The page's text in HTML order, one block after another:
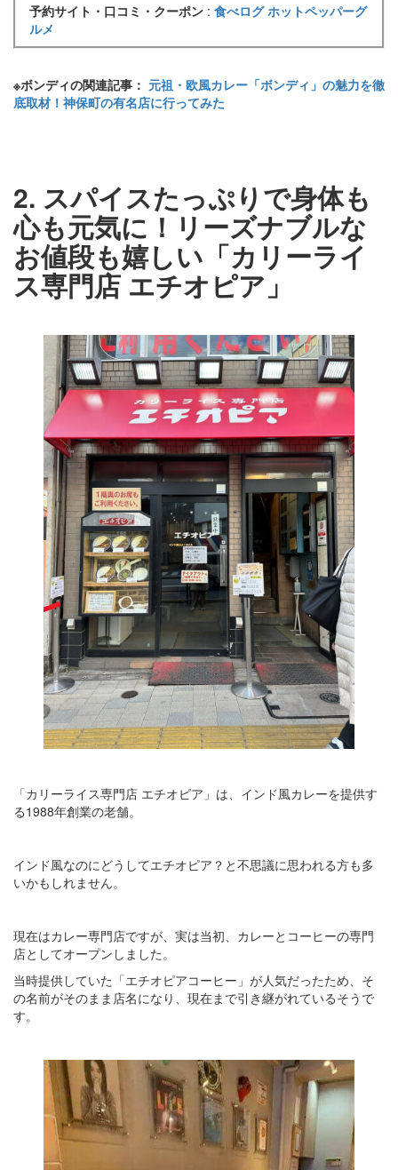
予約サイト・口コミ・クーポン : 食べログホットペッパーグ
ルメ
※ボンディの関連記事： 元祖・欧風カレー「ボンディ」の魅力を徹
底取材！神保町の有名店に行ってみた
2. スパイスたっぷりで身体も
心も元気に！リーズナブルな
お値段も嬉しい「カリーライ
ス専門店 エチオピア」
「カリーライス専門店 エチオピア」は、インド風カレーを提供す
る1988年創業の老舗。
インド風なのにどうしてエチオピア？と不思議に思われる方も多
いかもしれません。
現在はカレー専門店ですが、実は当初、カレーとコーヒーの専門
店としてオープンしました。
当時提供していた「エチオピアコーヒー」が人気だったため、そ
の名前がそのまま店名になり、現在まで引き継がれているそうで
す。